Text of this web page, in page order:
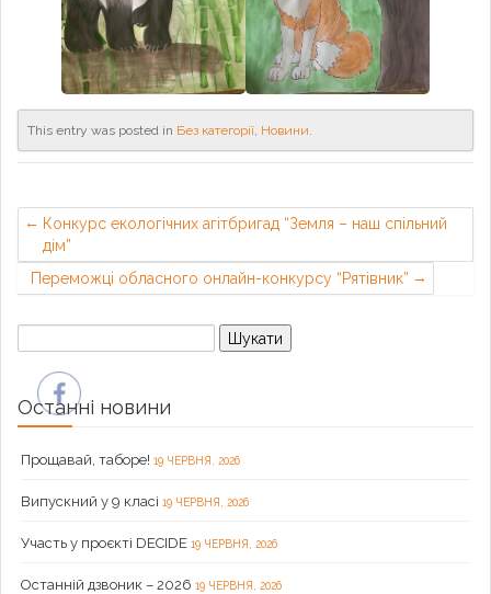
This entry was posted in Без категорії, Новини.
Конкурс екологічних агітбригад “Земля – наш спільний
дім”
Переможці обласного онлайн-конкурсу “Рятівник”
Пошук:
Останні новини
Прощавай, таборе! 19 ЧЕРВНЯ, 2026
Випускний у 9 класі 19 ЧЕРВНЯ, 2026
Участь у проєкті DECIDE 19 ЧЕРВНЯ, 2026
Останній дзвоник – 2026 19 ЧЕРВНЯ, 2026